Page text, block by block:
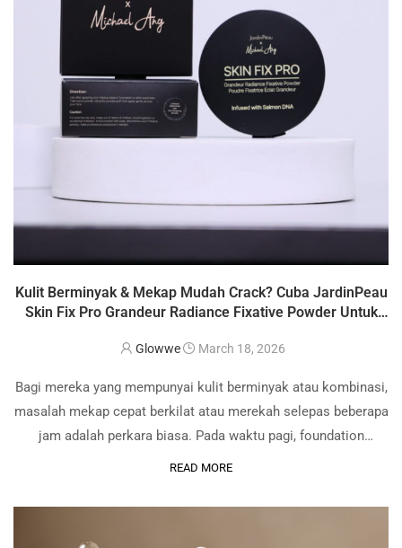
Kulit Berminyak & Mekap Mudah Crack? Cuba JardinPeau
Skin Fix Pro Grandeur Radiance Fixative Powder Untuk
Glowwe March 18, 2026
Bagi mereka yang mempunyai kulit berminyak atau kombinasi,
masalah mekap cepat berkilat atau merekah selepas beberapa
jam adalah perkara biasa. Pada waktu pagi, foundation
kelihatan kemas dan rata, tetapi menjelang tengah hari,
READ MORE